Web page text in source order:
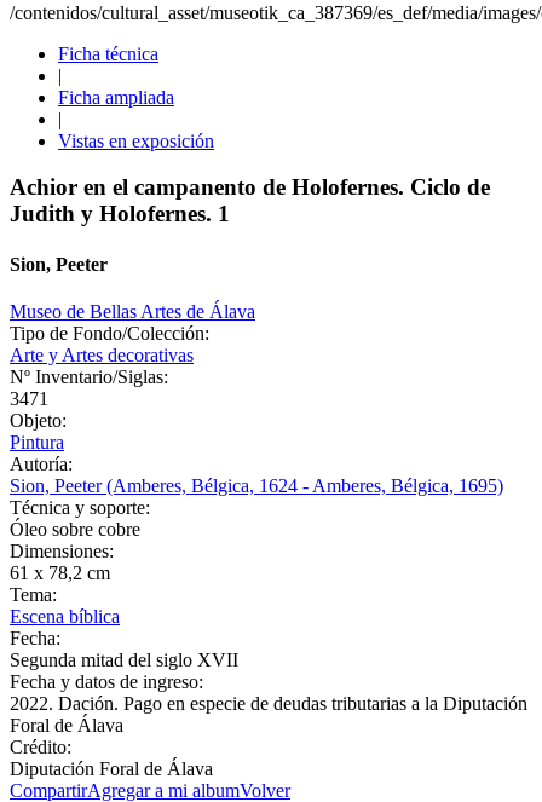
/contenidos/cultural_asset/museotik_ca_387369/es_def/media/
Ficha técnica
|
Ficha ampliada
|
Vistas en exposición
Achior en el campanento de Holofernes. Ciclo de
Judith y Holofernes. 1
Sion, Peeter
Museo de Bellas Artes de Álava
Tipo de Fondo/Colección:
Arte y Artes decorativas
Nº Inventario/Siglas:
3471
Objeto:
Pintura
Autoría:
Sion, Peeter (Amberes, Bélgica, 1624 - Amberes, Bélgica, 1695)
Técnica y soporte:
Óleo sobre cobre
Dimensiones:
61 x 78,2 cm
Tema:
Escena bíblica
Fecha:
Segunda mitad del siglo XVII
Fecha y datos de ingreso:
2022. Dación. Pago en especie de deudas tributarias a la Diputación
Foral de Álava
Crédito:
Diputación Foral de Álava
CompartirAgregar a mi albumVolver